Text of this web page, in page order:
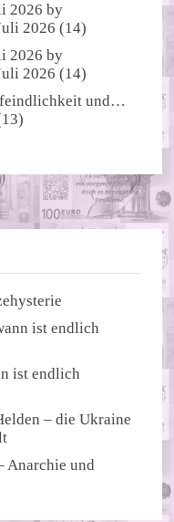
2026 by
2026 (14)
2026 by
2026 (14)
und…
ist endlich
ist endlich
– die Ukraine
Anarchie und